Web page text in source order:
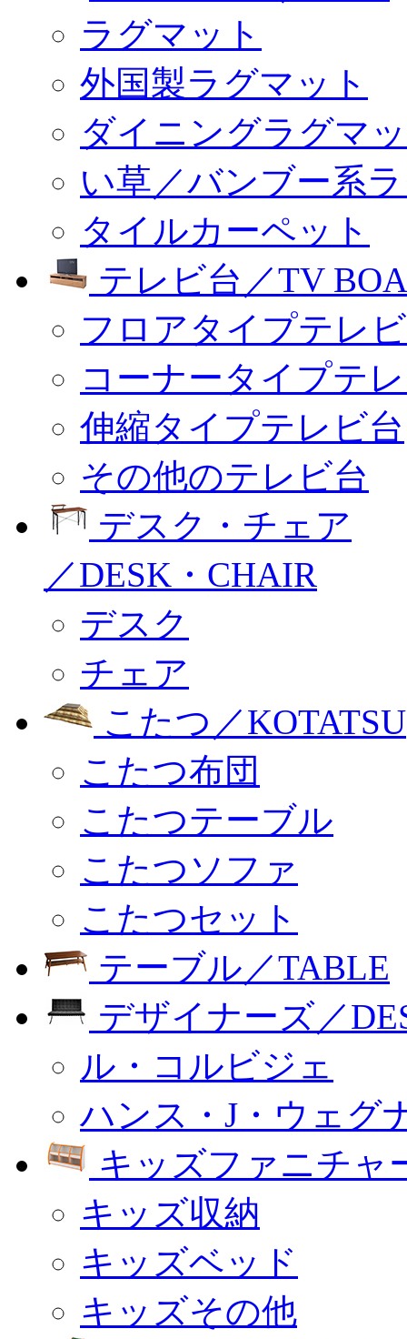
ラグマット
外国製ラグマット
ダイニングラグマ
い草／バンブー系
タイルカーペット
テレビ台／TV
フロアタイプテレ
コーナータイプテ
伸縮タイプテレビ台
その他のテレビ台
デスク・チェア
／DESK・CHAIR
デスク
チェア
こたつ／KOTATSU
こたつ布団
こたつテーブル
こたつソファ
こたつセット
テーブル／TABLE
デザイナーズ／
ル・コルビジェ
ハンス・J・ウェグ
キッズファニチャ
キッズ収納
キッズベッド
キッズその他